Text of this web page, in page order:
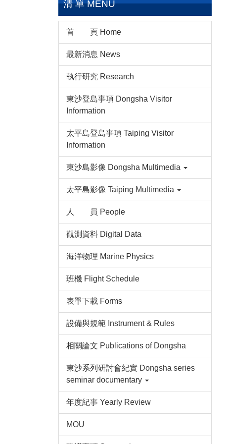
清 單 MENU
首 頁 Home
最新消息 News
執行研究 Research
東沙登島事項 Dongsha Visitor
Information
太平島登島事項 Taiping Visitor
Information
東沙島影像 Dongsha Multimedia
太平島影像 Taiping Multimedia
人 員 People
觀測資料 Digital Data
海洋物理 Marine Physics
班機 Flight Schedule
表單下載 Forms
設備與規範 Instrument & Rules
相關論文 Publications of Dongsha
東沙系列研討會紀實 Dongsha series
seminar documentary
年度紀事 Yearly Review
MOU